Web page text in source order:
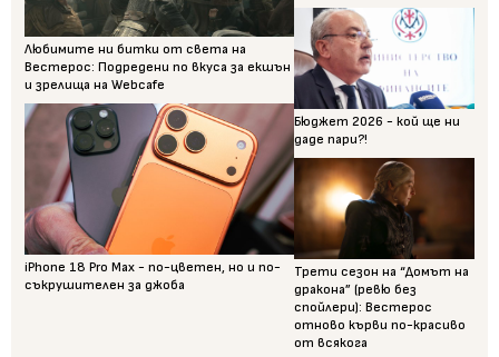
Любимите ни битки от света на
Вестерос: Подредени по вкуса за екшън
и зрелища на Webcafe
iPhone 18 Pro Max - по-цветен, но и по-
съкрушителен за джоба
Бюджет 2026 - кой ще ни
даде пари?!
Трети сезон на “Домът на
дракона” (ревю без
спойлери): Вестерос
отново кърви по-красиво
от всякога